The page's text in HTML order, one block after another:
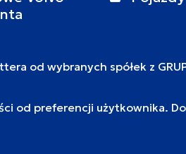
od wybranych spółek z
od preferencji użytkownika.